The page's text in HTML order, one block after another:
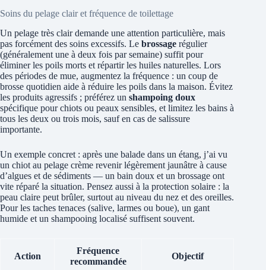
Soins du pelage clair et fréquence de toilettage
Un pelage très clair demande une attention particulière, mais
pas forcément des soins excessifs. Le brossage régulier
(généralement une à deux fois par semaine) suffit pour
éliminer les poils morts et répartir les huiles naturelles. Lors
des périodes de mue, augmentez la fréquence : un coup de
brosse quotidien aide à réduire les poils dans la maison. Évitez
les produits agressifs ; préférez un shampoing doux
spécifique pour chiots ou peaux sensibles, et limitez les bains à
tous les deux ou trois mois, sauf en cas de salissure
importante.
Un exemple concret : après une balade dans un étang, j’ai vu
un chiot au pelage crème revenir légèrement jaunâtre à cause
d’algues et de sédiments — un bain doux et un brossage ont
vite réparé la situation. Pensez aussi à la protection solaire : la
peau claire peut brûler, surtout au niveau du nez et des oreilles.
Pour les taches tenaces (salive, larmes ou boue), un gant
humide et un shampooing localisé suffisent souvent.
Action
Fréquence
recommandée
Objectif